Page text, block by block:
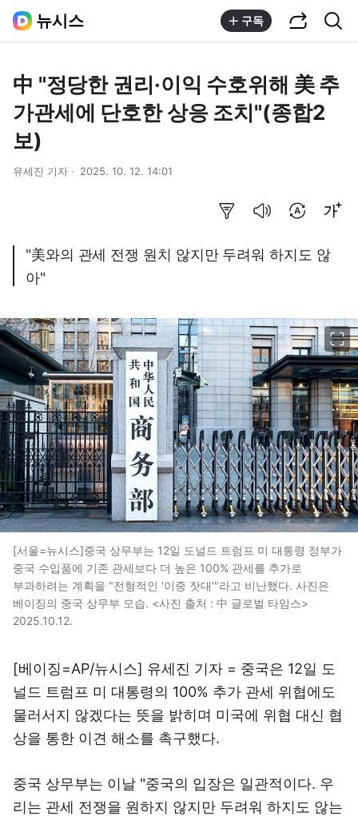
뉴시스 구독
中 "정당한 권리·이익 수호위해 美 추
가관세에 단호한 상응 조치"(종합2
보)
유세진 기자 2025. 10. 12. 14:01
"美와의 관세 전쟁 원치 않지만 두려워 하지도 않
아"
[서울=뉴시스]중국 상무부는 12일 도널드 트럼프 미 대통령 정부가
중국 수입품에 기존 관세보다 더 높은 100% 관세를 추가로
부과하려는 계획을 "전형적인 '이중 잣대'"라고 비난했다 . 사진은
베이징의 중국 상무부 모습. <사진 출처 : 中 글로벌 타임스>
2025.10.12.
[베이징=AP/뉴시스] 유세진 기자 = 중국은 12일 도
널드 트럼프 미 대통령의 100% 추가 관세 위협에도
물러서지 않겠다는 뜻을 밝히며 미국에 위협 대신 협
상을 통한 이견 해소를 촉구했다.
중국 상무부는 이날 "중국의 입장은 일관적이다. 우
리는 관세 전쟁을 원하지 않지만 두려워 하지도 않는